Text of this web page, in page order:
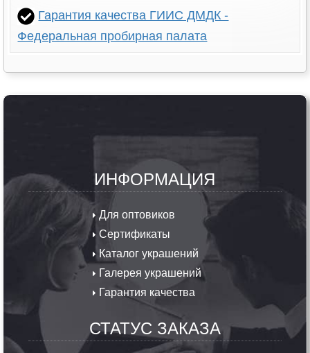
Гарантия качества ГИИС ДМДК -
Федеральная пробирная палата
ИНФОРМАЦИЯ
Для оптовиков
Сертификаты
Каталог украшений
Галерея украшений
Гарантия качества
СТАТУС ЗАКАЗА